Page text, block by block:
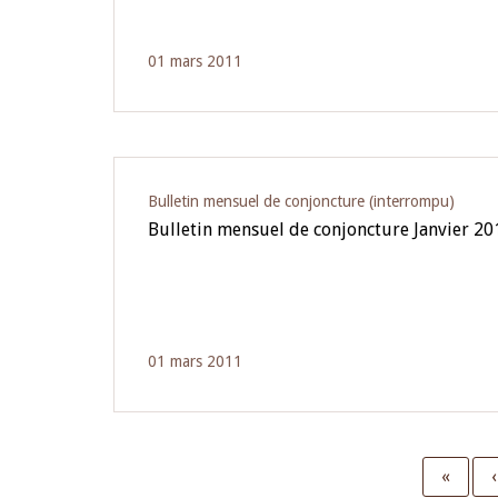
01 mars 2011
Bulletin mensuel de conjoncture (interrompu)
Bulletin mensuel de conjoncture Janvier
01 mars 2011
First
« ‹